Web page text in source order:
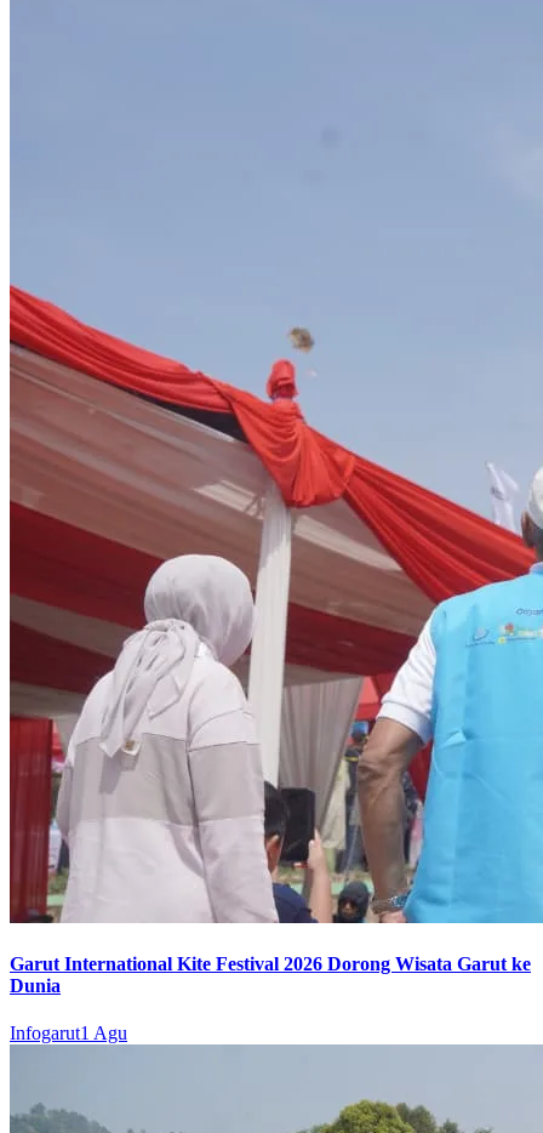
Garut International Kite Festival 2026 Dorong Wisata Garut ke
Dunia
Infogarut1 Agu